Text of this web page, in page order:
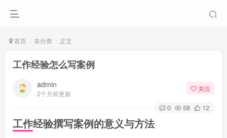
首页 未分类 正文
工作经验怎么写案例
admin
2个月前更新
关注
0 58 12
工作经验撰写案例的意义与方法